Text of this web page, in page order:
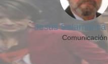
Jesús Salamanca
Comunicación